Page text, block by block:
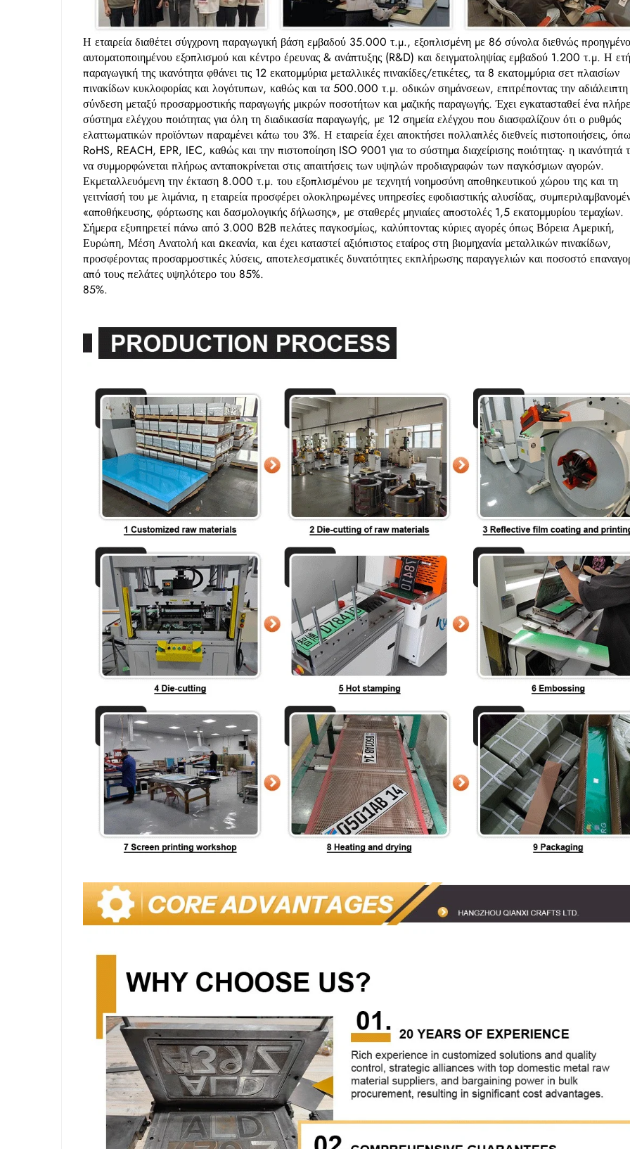
Η εταιρεία διαθέτει σύγχρονη παραγωγική βάση εμβαδού 35.000 τ.μ., εξοπλισμένη με 86 σύνολα διεθνώς
αυτοματοποιημένου εξοπλισμού και κέντρο έρευνας & ανάπτυξης (R&D) και δειγματοληψίας εμβαδού 1.200 τ.μ. Η
παραγωγική της ικανότητα φθάνει τις 12 εκατομμύρια μεταλλικές πινακίδες/ετικέτες, τα 8 εκατομμύρια σετ πλαισίων
πινακίδων κυκλοφορίας και λογότυπων, καθώς και τα 500.000 τ.μ. οδικών σημάνσεων, επιτρέποντας την αδιάλειπτη
σύνδεση μεταξύ προσαρμοστικής παραγωγής μικρών ποσοτήτων και μαζικής παραγωγής. Έχει εγκατασταθεί ένα
σύστημα ελέγχου ποιότητας για όλη τη διαδικασία παραγωγής, με 12 σημεία ελέγχου που διασφαλίζουν ότι ο ρυθμός
ελαττωματικών προϊόντων παραμένει κάτω του 3%. Η εταιρεία έχει αποκτήσει πολλαπλές διεθνείς πιστοποιήσεις,
RoHS, REACH, EPR, IEC, καθώς και την πιστοποίηση ISO 9001 για το σύστημα διαχείρισης ποιότητας· η ικανότητά
να συμμορφώνεται πλήρως ανταποκρίνεται στις απαιτήσεις των υψηλών προδιαγραφών των παγκόσμιων αγορών.
Εκμεταλλευόμενη την έκταση 8.000 τ.μ. του εξοπλισμένου με τεχνητή νοημοσύνη αποθηκευτικού χώρου της και τη
γειτνίασή του με λιμάνια, η εταιρεία προσφέρει ολοκληρωμένες υπηρεσίες εφοδιαστικής αλυσίδας,
«αποθήκευσης, φόρτωσης και δασμολογικής δήλωσης», με σταθερές μηνιαίες αποστολές 1,5 εκατομμυρίου τεμαχίων.
Σήμερα εξυπηρετεί πάνω από 3.000 B2B πελάτες παγκοσμίως, καλύπτοντας κύριες αγορές όπως Βόρεια Αμερική,
Ευρώπη, Μέση Ανατολή και Ωκεανία, και έχει καταστεί αξιόπιστος εταίρος στη βιομηχανία μεταλλικών πινακίδων,
προσφέροντας προσαρμοστικές λύσεις, αποτελεσματικές δυνατότητες εκπλήρωσης παραγγελιών και ποσοστό
από τους πελάτες υψηλότερο του 85%.
85%.